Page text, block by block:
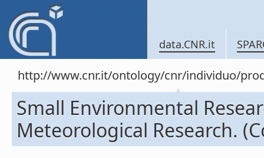
data.CNR.it
http://www.cnr.it/ontology/cnr/individuo/
Small Environmental
Meteorological Research.